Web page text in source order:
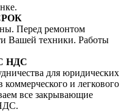
Перед ремонтом
Вашей техники. Работы
НДС
для юридических
и легкового
все закрывающие